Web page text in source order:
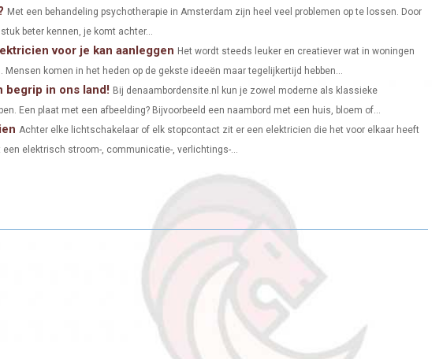
O O O
Met een behandeling psychotherapie in Amsterdam zijn heel veel problemen op te lossen. Door
beter kennen, je komt achter...
voor je kan aanleggen Het wordt steeds leuker en creatiever wat in woningen
komen in het heden op de gekste ideeën maar tegelijkertijd hebben...
begrip in ons land! Bij denaambordensite.nl kun je zowel moderne als klassieke
Een plaat met een afbeelding? Bijvoorbeeld een naambord met een huis, bloem of...
Achter elke lichtschakelaar of elk stopcontact zit er een elektricien die het voor elkaar heeft
elektrisch stroom-, communicatie-, verlichtings-...